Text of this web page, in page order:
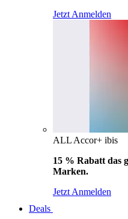
Jetzt Anmelden
ALL Accor+ ibis
15 % Rabatt das
Marken.
Jetzt Anmelden
Deals